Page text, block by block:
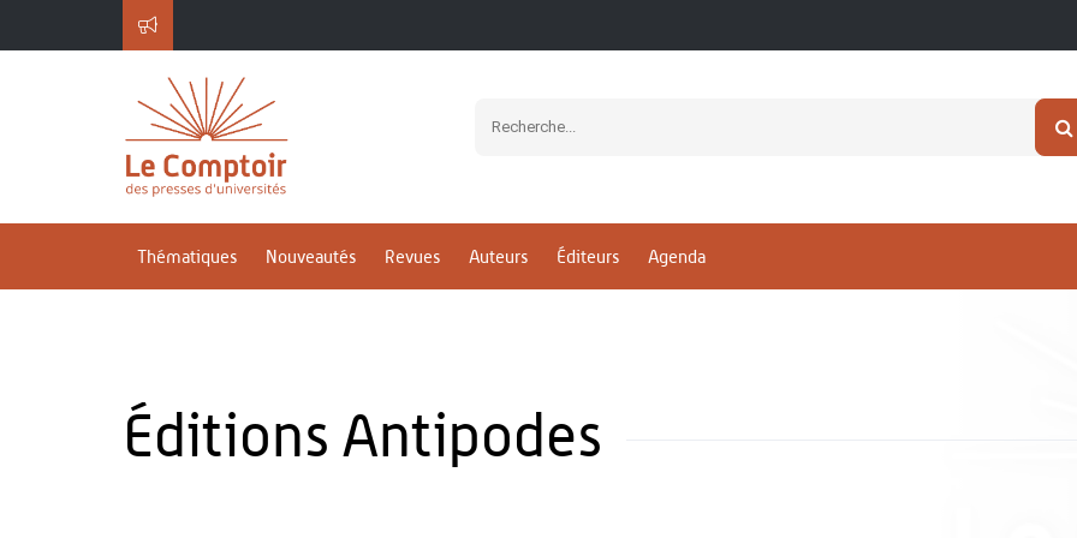
Thématiques Nouveautés Revues Auteurs Éditeurs Agenda
Éditions Antipodes